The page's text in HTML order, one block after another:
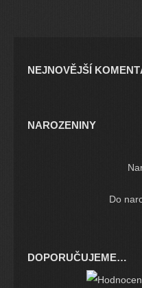
NEJNOVĚJŠÍ
NAROZENINY
Do
DOPORUČUJEME…